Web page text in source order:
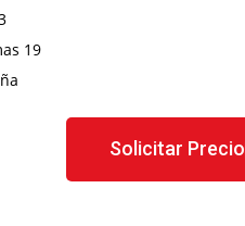
19
Solicitar Precio